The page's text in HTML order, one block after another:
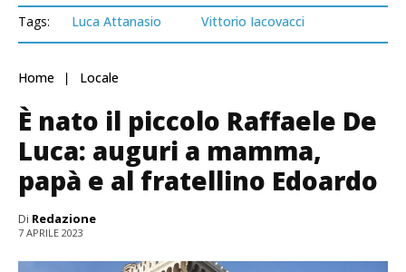
Tags: Luca Attanasio Vittorio Iacovacci
Home Locale
È nato il piccolo Raffaele De
Luca: auguri a mamma,
papà e al fratellino Edoardo
Di Redazione
7 APRILE 2023